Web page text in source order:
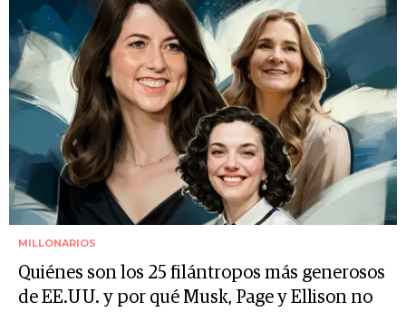
MILLONARIOS
Quiénes son los 25 filántropos más generosos
de EE.UU. y por qué Musk, Page y Ellison no